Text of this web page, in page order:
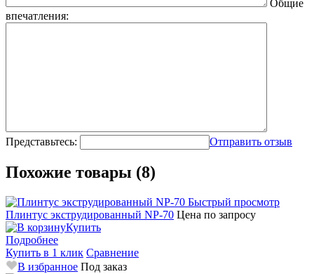
Общие
впечатления:
Представьтесь: Отправить отзыв
Похожие товары (8)
Быстрый просмотр
Плинтус экструдированный NP-70 Цена по запросу
Купить
Подробнее
Купить в 1 клик Сравнение
В избранное Под заказ